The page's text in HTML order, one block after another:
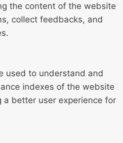
the content of the website
collect feedbacks, and
used to understand and
indexes of the website
a better user experience for